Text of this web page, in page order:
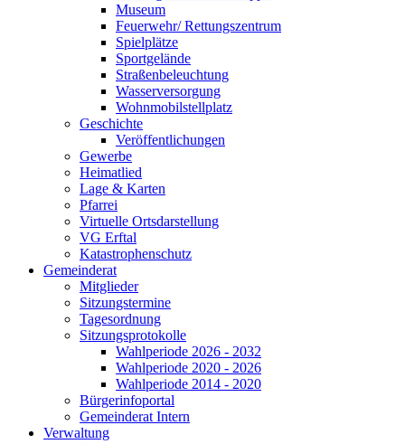
Museum
Feuerwehr/ Rettungszentrum
Spielplätze
Sportgelände
Straßenbeleuchtung
Wasserversorgung
Wohnmobilstellplatz
Geschichte
Veröffentlichungen
Gewerbe
Heimatlied
Lage & Karten
Pfarrei
Virtuelle Ortsdarstellung
VG Erftal
Katastrophenschutz
Gemeinderat
Mitglieder
Sitzungstermine
Tagesordnung
Sitzungsprotokolle
Wahlperiode 2026 - 2032
Wahlperiode 2020 - 2026
Wahlperiode 2014 - 2020
Bürgerinfoportal
Gemeinderat Intern
Verwaltung